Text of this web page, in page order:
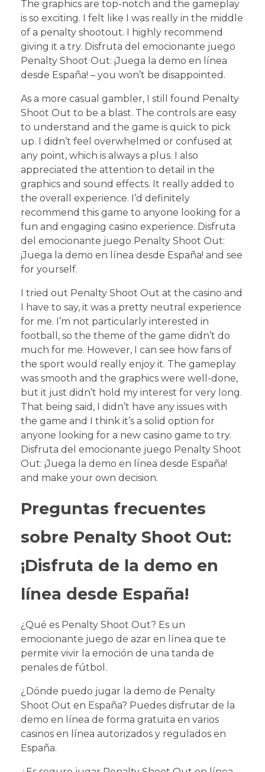
The graphics are top-notch and the gameplay
is so exciting. I felt like I was really in the middle
of a penalty shootout. I highly recommend
giving it a try. Disfruta del emocionante juego
Penalty Shoot Out: ¡Juega la demo en línea
desde España! – you won’t be disappointed.
As a more casual gambler, I still found Penalty
Shoot Out to be a blast. The controls are easy
to understand and the game is quick to pick
up. I didn’t feel overwhelmed or confused at
any point, which is always a plus. I also
appreciated the attention to detail in the
graphics and sound effects. It really added to
the overall experience. I’d definitely
recommend this game to anyone looking for a
fun and engaging casino experience. Disfruta
del emocionante juego Penalty Shoot Out:
¡Juega la demo en línea desde España! and see
for yourself.
I tried out Penalty Shoot Out at the casino and
I have to say, it was a pretty neutral experience
for me. I’m not particularly interested in
football, so the theme of the game didn’t do
much for me. However, I can see how fans of
the sport would really enjoy it. The gameplay
was smooth and the graphics were well-done,
but it just didn’t hold my interest for very long.
That being said, I didn’t have any issues with
the game and I think it’s a solid option for
anyone looking for a new casino game to try.
Disfruta del emocionante juego Penalty Shoot
Out: ¡Juega la demo en línea desde España!
and make your own decision.
Preguntas frecuentes
sobre Penalty Shoot Out:
¡Disfruta de la demo en
línea desde España!
¿Qué es Penalty Shoot Out? Es un
emocionante juego de azar en línea que te
permite vivir la emoción de una tanda de
penales de fútbol.
¿Dónde puedo jugar la demo de Penalty
Shoot Out en España? Puedes disfrutar de la
demo en línea de forma gratuita en varios
casinos en línea autorizados y regulados en
España.